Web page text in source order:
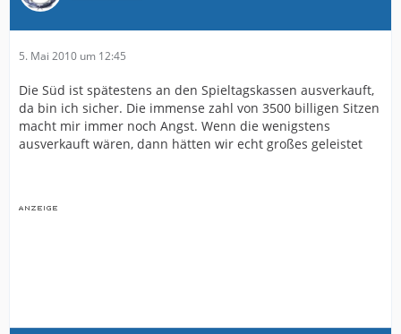
5. Mai 2010 um 12:45
Die Süd ist spätestens an den Spieltagskassen ausverkauft,
da bin ich sicher. Die immense zahl von 3500 billigen Sitzen
macht mir immer noch Angst. Wenn die wenigstens
ausverkauft wären, dann hätten wir echt großes geleistet